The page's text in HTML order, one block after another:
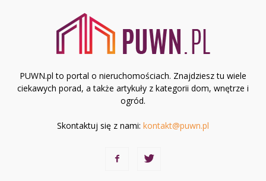
PUWN.pl to portal o nieruchomościach. Znajdziesz tu wiele
ciekawych porad, a także artykuły z kategorii dom, wnętrze i
ogród.
Skontaktuj się z nami: kontakt@puwn.pl